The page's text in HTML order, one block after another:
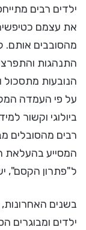
ילדים רבים
את עצמם
מהסובבים אותם.
התנהגות
הנובעות מתסכול
על פי העמדה
ביולוגי וקשור
רבים מהסובלים
המסייע בהעלאת
ל"פתרון הקסם",
בשנים האחרונות,
ילדים ומבוגרים